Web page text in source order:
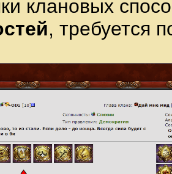
клановых
, требуется